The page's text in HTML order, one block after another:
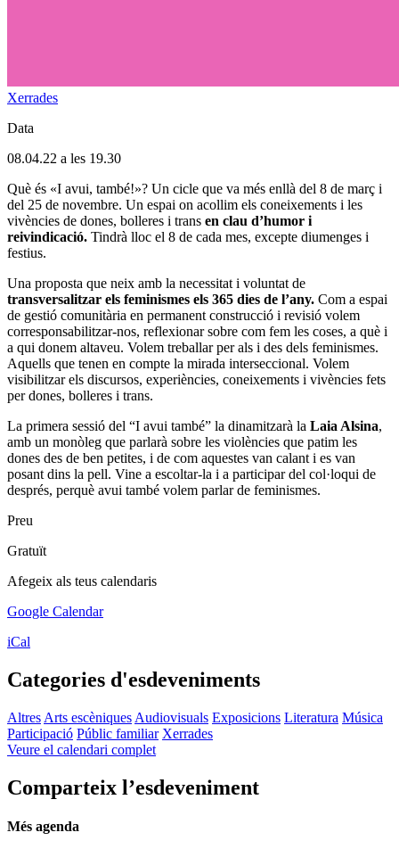
Xerrades
Data
08.04.22 a les 19.30
Què és «I avui, també!»? Un cicle que va més enllà del 8 de març i
del 25 de novembre. Un espai on acollim els coneixements i les
vivències de dones, bolleres i trans en clau d’humor i
reivindicació. Tindrà lloc el 8 de cada mes, excepte diumenges i
festius.
Una proposta que neix amb la necessitat i voluntat de
transversalitzar els feminismes els 365 dies de l’any. Com a espai
de gestió comunitària en permanent construcció i revisió volem
corresponsabilitzar-nos, reflexionar sobre com fem les coses, a què i
a qui donem altaveu. Volem treballar per als i des dels feminismes.
Aquells que tenen en compte la mirada interseccional. Volem
visibilitzar els discursos, experiències, coneixements i vivències fets
per dones, bolleres i trans.
La primera sessió del “I avui també” la dinamitzarà la Laia Alsina,
amb un monòleg que parlarà sobre les violències que patim les
dones des de ben petites, i de com aquestes van calant i es van
posant dins la pell. Vine a escoltar-la i a participar del col·loqui de
després, perquè avui també volem parlar de feminismes.
Preu
Gratuït
Afegeix als teus calendaris
Google Calendar
iCal
Categories d'esdeveniments
Altres Arts escèniques Audiovisuals Exposicions Literatura Música
Participació Públic familiar Xerrades
Veure el calendari complet
Comparteix l’esdeveniment
Més agenda